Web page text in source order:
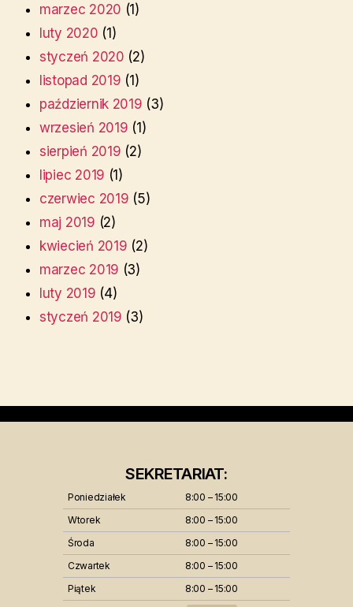
marzec 2020 (1)
luty 2020 (1)
styczeń 2020 (2)
listopad 2019 (1)
październik 2019 (3)
wrzesień 2019 (1)
sierpień 2019 (2)
lipiec 2019 (1)
czerwiec 2019 (5)
maj 2019 (2)
kwiecień 2019 (2)
marzec 2019 (3)
luty 2019 (4)
styczeń 2019 (3)
SEKRETARIAT:
Poniedziałek
8:00 – 15:00
Wtorek
8:00 – 15:00
Środa
8:00 – 15:00
Czwartek
8:00 – 15:00
Piątek
8:00 – 15:00